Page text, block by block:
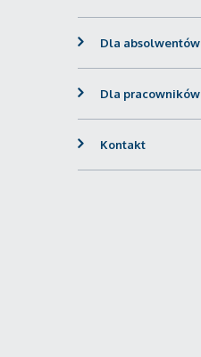
Dla absolwentów
Dla pracowników
Kontakt